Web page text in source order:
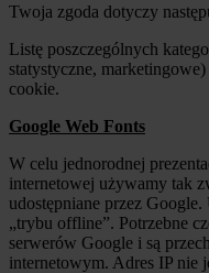
Twoja zgoda dotyczy
Listę poszczególnych
statystyczne,
cookie.
Google Web Fonts
W celu jednorodnej
internetowej używamy tak
udostępniane przez
„trybu offline”. Potrzebne
serwerów Google i są
internetowym. Adres IP nie